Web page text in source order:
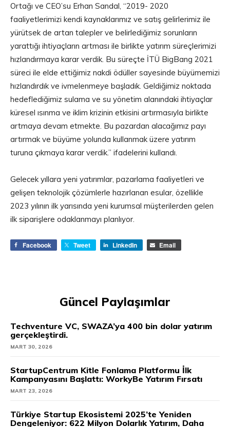
Ortağı ve CEO’su Erhan Sandal, “2019- 2020
faaliyetlerimizi kendi kaynaklarımız ve satış gelirlerimiz ile
yürütsek de artan talepler ve belirlediğimiz sorunların
yarattığı ihtiyaçların artması ile birlikte yatırım süreçlerimizi
hızlandırmaya karar verdik. Bu süreçte İTÜ BigBang 2021
süreci ile elde ettiğimiz nakdi ödüller sayesinde büyümemizi
hızlandırdık ve ivmelenmeye başladık. Geldiğimiz noktada
hedeflediğimiz sulama ve su yönetim alanındaki ihtiyaçlar
küresel ısınma ve iklim krizinin etkisini artırmasıyla birlikte
artmaya devam etmekte. Bu pazardan alacağımız payı
artırmak ve büyüme yolunda kullanmak üzere yatırım
turuna çıkmaya karar verdik.” ifadelerini kullandı.
Gelecek yıllara yeni yatırımlar, pazarlama faaliyetleri ve
gelişen teknolojik çözümlerle hazırlanan esular, özellikle
2023 yılının ilk yarısında yeni kurumsal müşterilerden gelen
ilk siparişlere odaklanmayı planlıyor.
Facebook Tweet LinkedIn Email
Güncel Paylaşımlar
Techventure VC, SWAZA’ya 400 bin dolar yatırım
gerçekleştirdi.
MART 30, 2026
StartupCentrum Kitle Fonlama Platformu İlk
Kampanyasını Başlattı: WorkyBe Yatırım Fırsatı
MART 23, 2026
Türkiye Startup Ekosistemi 2025’te Yeniden
Dengeleniyor: 622 Milyon Dolarlık Yatırım, Daha